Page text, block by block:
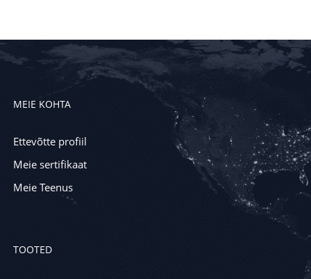
MEIE KOHTA
Ettevõtte profiil
Meie sertifikaat
Meie Teenus
TOOTED